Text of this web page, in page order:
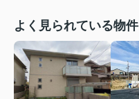
よく見られている物件